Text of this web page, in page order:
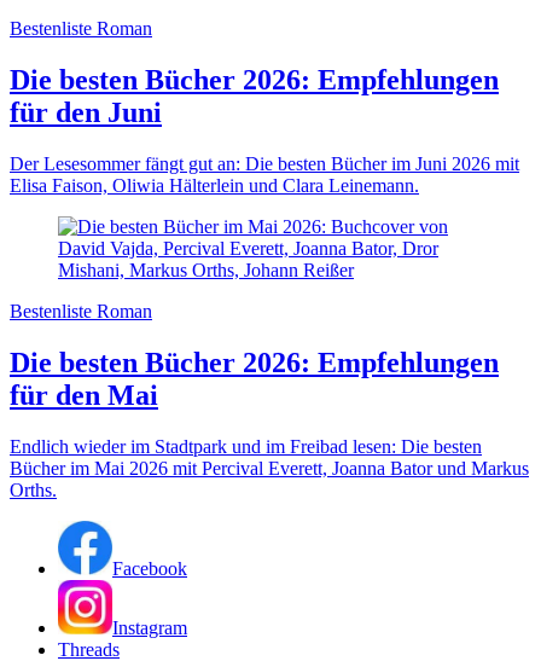
Bestenliste Roman
Die besten Bücher 2026: Empfehlungen
für den Juni
Der Lesesommer fängt gut an: Die besten Bücher im Juni 2026 mit
Elisa Faison, Oliwia Hälterlein und Clara Leinemann.
Bestenliste Roman
Die besten Bücher 2026: Empfehlungen
für den Mai
Endlich wieder im Stadtpark und im Freibad lesen: Die besten
Bücher im Mai 2026 mit Percival Everett, Joanna Bator und Markus
Orths.
Facebook
Instagram
Threads